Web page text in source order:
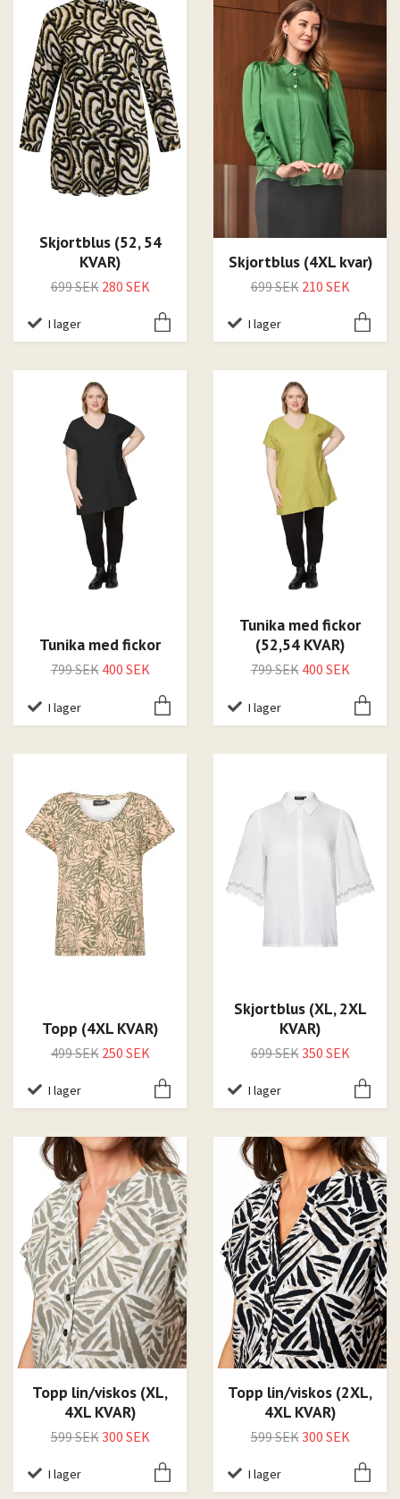
Skjortblus (52, 54
KVAR)
699 SEK 280 SEK
I lager
Skjortblus (4XL kvar)
699 SEK 210 SEK
I lager
Tunika med fickor
799 SEK 400 SEK
I lager
Tunika med fickor
(52,54 KVAR)
799 SEK 400 SEK
I lager
Topp (4XL KVAR)
499 SEK 250 SEK
I lager
Skjortblus (XL, 2XL
KVAR)
699 SEK350 SEK
I lager
Topp lin/viskos (XL,
4XL KVAR)
599 SEK300 SEK
I lager
Topp lin/viskos (2XL,
4XL KVAR)
599 SEK300 SEK
I lager